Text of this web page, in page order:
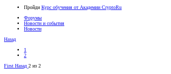
Пройди Курс обучения от Академии CryptoRu
Форумы
Новости и события
Новости
Назад
1
2
First Назад 2 из 2